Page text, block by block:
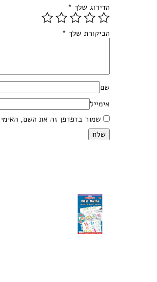
הדירוג שלך *
הביקורת שלך *
שם
אימייל
שמור בדפדפן זה את השם,